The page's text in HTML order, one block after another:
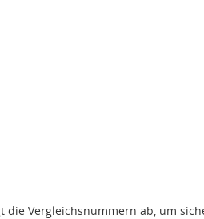
Vergleichsnummern ab, um